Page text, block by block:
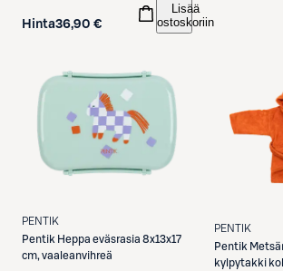
Hinta36,90 €
Lisää
ostoskoriin
PENTIK
Pentik Heppa eväsrasia 8x13x17
cm, vaaleanvihreä
PENTIK
Pentik
kylpytakki